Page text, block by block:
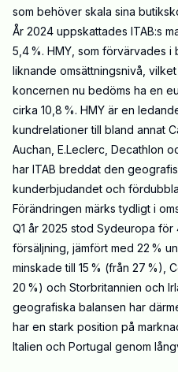
som behöver skala sina
År 2024 uppskattades ITAB:s
5,4 %. HMY, som förvärvades
liknande omsättningsnivå,
koncernen nu bedöms ha en
cirka 10,8 %. HMY är en
kundrelationer till bland annat
Auchan, E.Leclerc, Decathlon
har ITAB breddat den
kunderbjudandet och
Förändringen märks tydligt i
Q1 år 2025 stod Sydeuropa
försäljning, jämfört med 22 %
minskade till 15 % (från 27 %),
20 %) och Storbritannien och
geografiska balansen har
har en stark position på
Italien och Portugal genom